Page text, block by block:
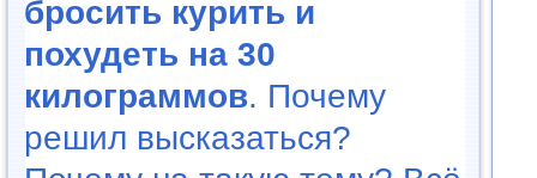
бросить курить и
похудеть на 30
килограммов. Почему
решил высказаться?